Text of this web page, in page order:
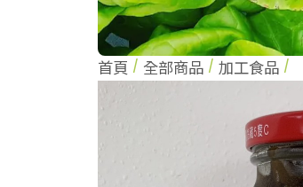
米、雜糧
麵食、米粉
油、醬油
調味、醬料
首頁 全部商品 加工食品